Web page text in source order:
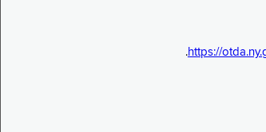
https://
.